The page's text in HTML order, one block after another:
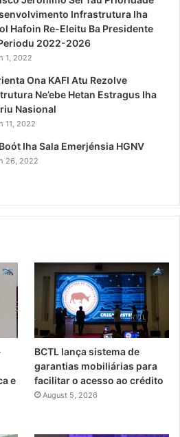
Infrastrutura Iha
Hafoin Re-Eleitu Ba Presidente
2022-2026
1, 2022
Ona KAFI Atu Rezolve
Ne’ebe Hetan Estragus Iha
Nasional
11, 2022
Iha Sala Emerjénsia HGNV
26, 2022
e
BCTL lança sistema de
garantias mobiliárias para
facilitar o acesso ao crédito
August 5, 2026